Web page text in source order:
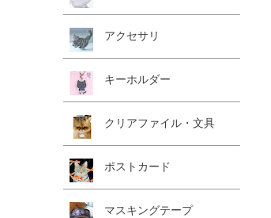
アクセサリ
キーホルダー
クリアファイル・文具
ポストカード
マスキングテープ